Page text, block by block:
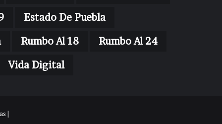
Estado De Puebla
Rumbo Al 18
Rumbo Al 24
Vida Digital
|